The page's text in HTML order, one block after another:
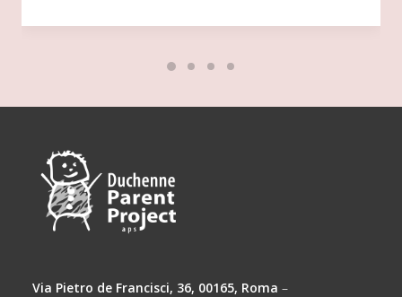
Via Pietro de Francisci, 36, 00165, Roma –